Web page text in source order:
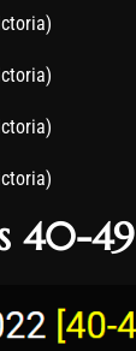
40-49